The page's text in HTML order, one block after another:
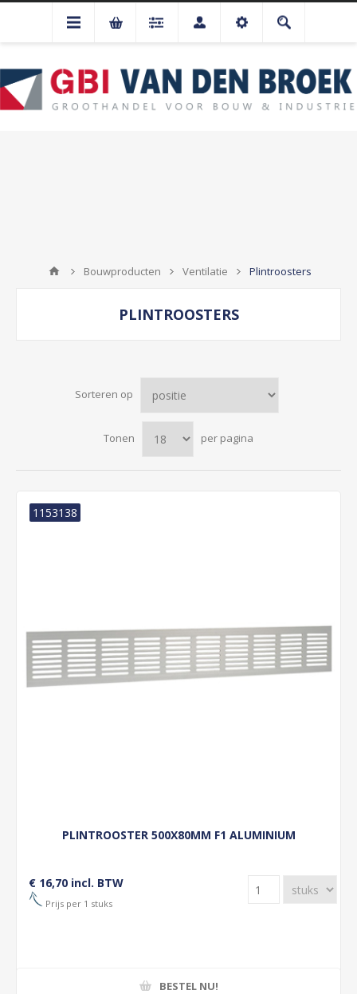
Bouwproducten Ventilatie Plintroosters
PLINTROOSTERS
Sorteren op
Tonen per pagina
PLINTROOSTER 500X80MM F1 ALUMINIUM
1153138
€ 16,70 incl. BTW
Prijs per 1 stuks
BESTEL NU!